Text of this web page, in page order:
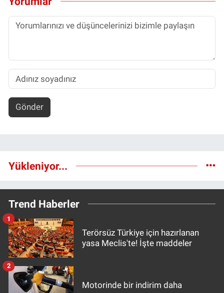
Gönder
Yükleniyor...
Trend Haberler
Terörsüz Türkiye için hazırlanan
yasa Meclis'te! İşte maddeler
1
Motorinde bir indirim daha
2